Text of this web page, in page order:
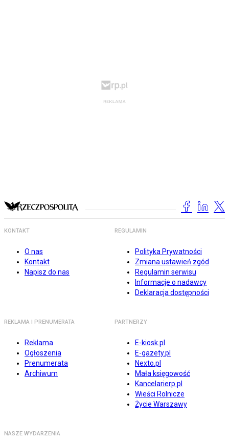
KONTAKT
O nas
Kontakt
Napisz do nas
REGULAMIN
Polityka Prywatności
Zmiana ustawień zgód
Regulamin serwisu
Informacje o nadawcy
Deklaracja dostępności
REKLAMA I PRENUMERATA
Reklama
Ogłoszenia
Prenumerata
Archiwum
PARTNERZY
E-kiosk.pl
E-gazety.pl
Nexto.pl
Mała księgowość
Kancelarierp.pl
Wieści Rolnicze
Życie Warszawy
NASZE WYDARZENIA